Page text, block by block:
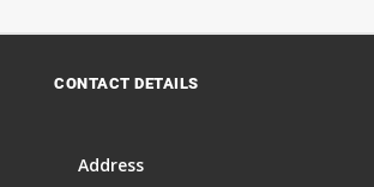
CONTACT DETAILS
Address